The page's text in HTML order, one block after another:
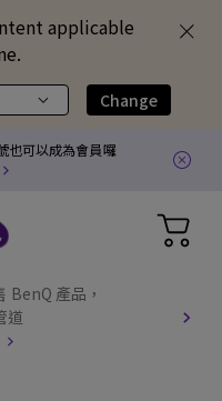
applicable
Change
也可以成為會員囉
BenQ 產品，
道